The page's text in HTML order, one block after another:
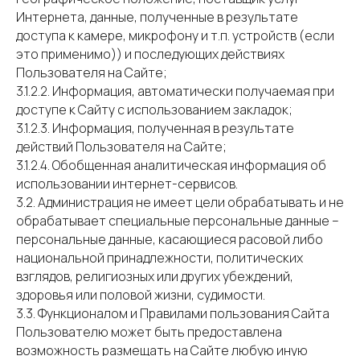
Интернета, данные, полученные в результате
доступа к камере, микрофону и т.п. устройств (если
это применимо)) и последующих действиях
Пользователя на Сайте;
3.1.2.2. Информация, автоматически получаемая при
доступе к Сайту с использованием закладок;
3.1.2.3. Информация, полученная в результате
действий Пользователя на Сайте;
3.1.2.4. Обобщенная аналитическая информация об
использовании интернет-сервисов.
3.2. Администрация не имеет цели обрабатывать и не
обрабатывает специальные персональные данные –
персональные данные, касающиеся расовой либо
национальной принадлежности, политических
взглядов, религиозных или других убеждений,
здоровья или половой жизни, судимости.
3.3. Функционалом и Правилами пользования Сайта
Пользователю может быть предоставлена
возможность размещать на Сайте любую иную